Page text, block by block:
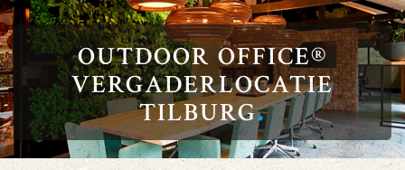
OUTDOOR OFFICE®
VERGADERLOCATIE
TILBURG
OUTDOOR OFFICE®
VERGADERLOCATIE
TILBURG
OUTDOOR OFFICE®
VERGADERLOCATIE
TILBURG